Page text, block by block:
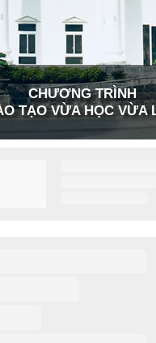
CHƯƠNG TRÌNH
TẠO VỪA HỌC VỪA